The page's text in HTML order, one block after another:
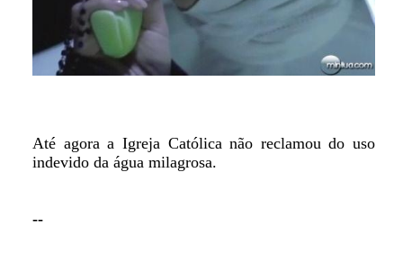
Até agora a Igreja Católica não reclamou do uso
indevido da água milagrosa.
--